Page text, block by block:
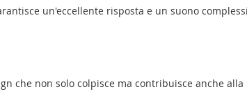
un'eccellente risposta e un suono
che non solo colpisce ma contribuisce anche